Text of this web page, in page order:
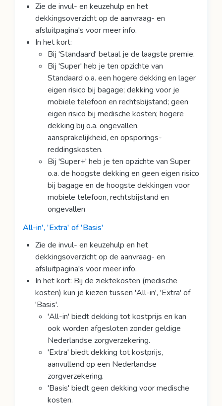
Zie de invul- en keuzehulp en het
dekkingsoverzicht op de aanvraag- en
afsluitpagina's voor meer info.
In het kort:
Bij 'Standaard' betaal je de laagste premie.
Bij 'Super' heb je ten opzichte van
Standaard o.a. een hogere dekking en lager
eigen risico bij bagage; dekking voor je
mobiele telefoon en rechtsbijstand; geen
eigen risico bij medische kosten; hogere
dekking bij o.a. ongevallen,
aansprakelijkheid, en opsporings-
reddingskosten.
Bij 'Super+' heb je ten opzichte van Super
o.a. de hoogste dekking en geen eigen risico
bij bagage en de hoogste dekkingen voor
mobiele telefoon, rechtsbijstand en
ongevallen
All-in', 'Extra' of 'Basis'
Zie de invul- en keuzehulp en het
dekkingsoverzicht op de aanvraag- en
afsluitpagina's voor meer info.
In het kort: Bij de ziektekosten (medische
kosten) kun je kiezen tussen 'All-in', 'Extra' of
'Basis'.
'All-in' biedt dekking tot kostprijs en kan
ook worden afgesloten zonder geldige
Nederlandse zorgverzekering.
'Extra' biedt dekking tot kostprijs,
aanvullend op een Nederlandse
zorgverzekering.
'Basis' biedt geen dekking voor medische
kosten.